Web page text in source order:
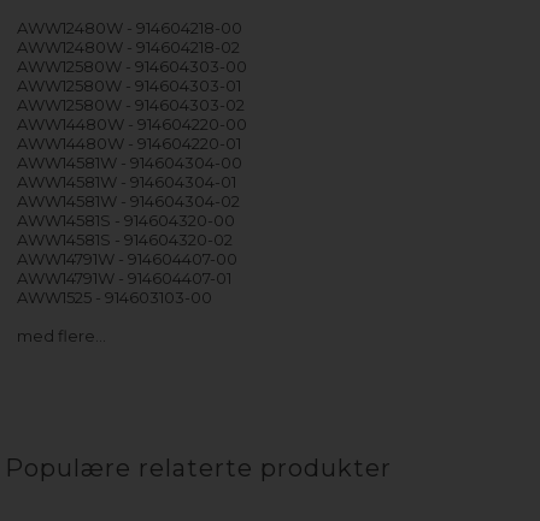
AWW12480W - 914604218-00
AWW12480W - 914604218-02
AWW12580W - 914604303-00
AWW12580W - 914604303-01
AWW12580W - 914604303-02
AWW14480W - 914604220-00
AWW14480W - 914604220-01
AWW14581W - 914604304-00
AWW14581W - 914604304-01
AWW14581W - 914604304-02
AWW14581S - 914604320-00
AWW14581S - 914604320-02
AWW14791W - 914604407-00
AWW14791W - 914604407-01
AWW1525 - 914603103-00
med flere…
Populære relaterte produkter